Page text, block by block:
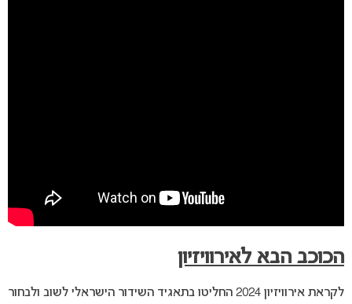
הכוכב הבא לאירוויזיון
לקראת אירוויזיון 2024 החליטו בתאגיד השידור הישראלי לשוב ולבחור